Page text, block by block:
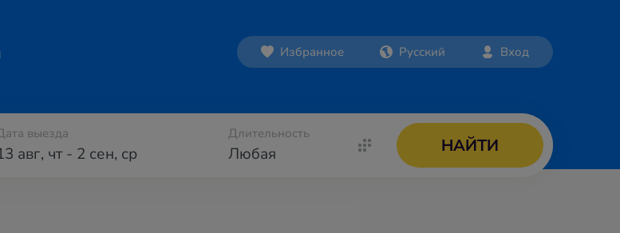
Избранное Русский Вход
выезда
авг, чт- 2 сен, ср
Длительность
Любая НАЙТИ